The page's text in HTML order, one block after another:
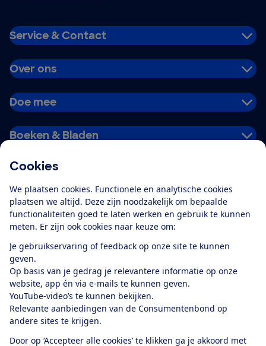
Cookies
We plaatsen cookies. Functionele en analytische cookies
plaatsen we altijd. Deze zijn noodzakelijk om bepaalde
functionaliteiten goed te laten werken en gebruik te kunnen
meten. Er zijn ook cookies naar keuze om:
Je gebruikservaring of feedback op onze site te kunnen
geven.
Op basis van je gedrag je relevantere informatie op onze
website, app én via e-mails te kunnen geven.
YouTube-video’s te kunnen bekijken.
Relevante aanbiedingen van de Consumentenbond op
andere sites te krijgen.
Door op ‘Accepteer alle cookies’ te klikken ga je akkoord met
Service & Contact
Over ons
Doe mee
Boeken & Bladen
Alles over de
app
Algemene Voorwaarden
Privacyverklaring
Cookiebeleid
Privacyvoorkeuren
Toegankelijkheid
RSS-feed nieuws
Facebook
TwitterInstagram
YoutubeLinkedIn